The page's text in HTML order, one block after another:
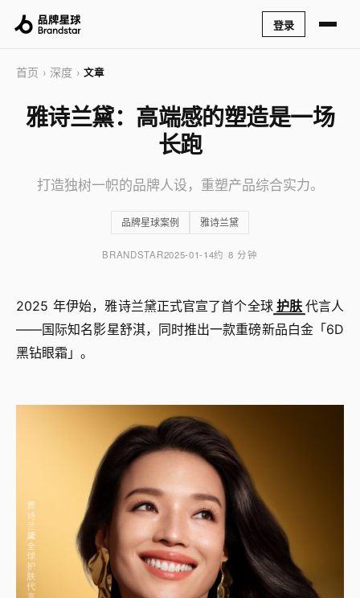
登录
首页 › 深度 › 文章
雅诗兰黛：高端感的塑造是一场
长跑
打造独树一帜的品牌人设，重塑产品综合实力。
品牌星球案例 雅诗兰黛
BRANDSTAR2025-01-14约 8 分钟
2025 年伊始，雅诗兰黛正式官宣了首个全球 护肤 代言人
——国际知名影星舒淇，同时推出一款重磅新品白金「6D
黑钻眼霜」。